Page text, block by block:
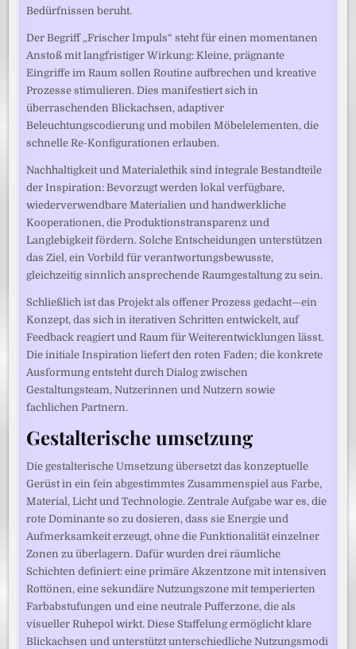
Bedürfnissen beruht.
Der Begriff „Frischer Impuls“ steht für einen momentanen
Anstoß mit langfristiger Wirkung: Kleine, prägnante
Eingriffe im Raum sollen Routine aufbrechen und kreative
Prozesse stimulieren. Dies manifestiert sich in
überraschenden Blickachsen, adaptiver
Beleuchtungscodierung und mobilen Möbelelementen, die
schnelle Re-Konfigurationen erlauben.
Nachhaltigkeit und Materialethik sind integrale Bestandteile
der Inspiration: Bevorzugt werden lokal verfügbare,
wiederverwendbare Materialien und handwerkliche
Kooperationen, die Produktionstransparenz und
Langlebigkeit fördern. Solche Entscheidungen unterstützen
das Ziel, ein Vorbild für verantwortungsbewusste,
gleichzeitig sinnlich ansprechende Raumgestaltung zu sein.
Schließlich ist das Projekt als offener Prozess gedacht—ein
Konzept, das sich in iterativen Schritten entwickelt, auf
Feedback reagiert und Raum für Weiterentwicklungen lässt.
Die initiale Inspiration liefert den roten Faden; die konkrete
Ausformung entsteht durch Dialog zwischen
Gestaltungsteam, Nutzerinnen und Nutzern sowie
fachlichen Partnern.
Gestalterische umsetzung
Die gestalterische Umsetzung übersetzt das konzeptuelle
Gerüst in ein fein abgestimmtes Zusammenspiel aus Farbe,
Material, Licht und Technologie. Zentrale Aufgabe war es, die
rote Dominante so zu dosieren, dass sie Energie und
Aufmerksamkeit erzeugt, ohne die Funktionalität einzelner
Zonen zu überlagern. Dafür wurden drei räumliche
Schichten definiert: eine primäre Akzentzone mit intensiven
Rottönen, eine sekundäre Nutzungszone mit temperierten
Farbabstufungen und eine neutrale Pufferzone, die als
visueller Ruhepol wirkt. Diese Staffelung ermöglicht klare
Blickachsen und unterstützt unterschiedliche Nutzungsmodi